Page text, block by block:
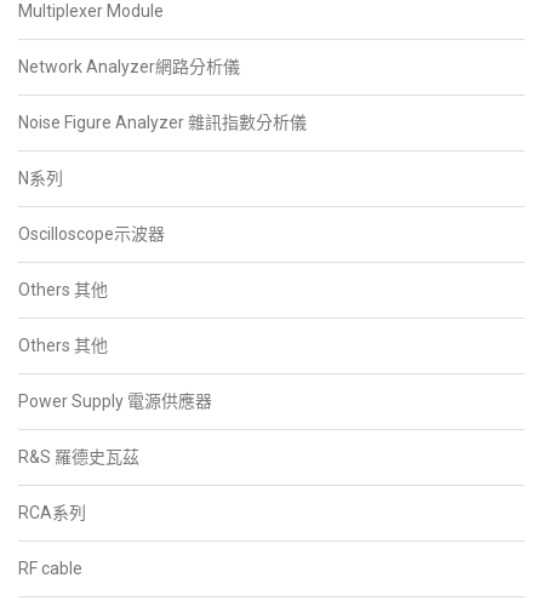
Multiplexer Module
Network Analyzer網路分析儀
Noise Figure Analyzer 雜訊指數分析儀
N系列
Oscilloscope示波器
Others 其他
Others 其他
Power Supply 電源供應器
R&S 羅德史瓦茲
RCA系列
RF cable